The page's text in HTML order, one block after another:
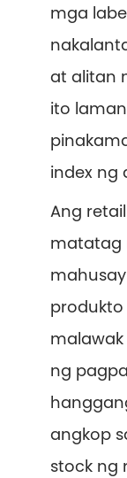
mga
at alitan
ito
index ng
Ang
matatag
produkto
ng
angkop
stock ng